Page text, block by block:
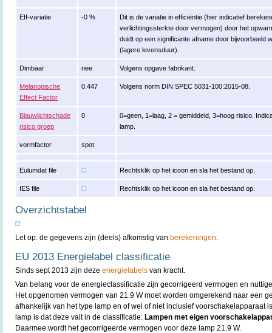
Eff-variatie -0 %
Dit is de variatie in efficiëntie (hier indicatief
verlichtingssterkte door vermogen) door het
duidt op een significante afname door bijvoorbeeld
(lagere levensduur).
Dimbaar nee Volgens opgave fabrikant.
Melanopische
Effect Factor
0.447 Volgens norm DIN SPEC 5031-100:2015-08.
Blauwlichtschade
risico groep
0
0=geen, 1=laag, 2 = gemiddeld, 3=hoog risico.
lamp.
vormfactor spot
Eulumdat file Rechtsklik op het icoon en sla het bestand op.
IES file Rechtsklik op het icoon en sla het bestand op.
Overzichtstabel
Let op: de gegevens zijn (deels) afkomstig van berekeningen.
EU 2013 Energielabel classificatie
Sinds sept 2013 zijn deze energielabels van kracht.
Van belang voor de energieclassificatie zijn gecorrigeerd vermogen en
Het opgenomen vermogen van 21.9 W moet worden omgerekend naar een
afhankelijk van het type lamp en of wel of niet inclusief voorschakelapparaat
lamp is dat deze valt in de classificatie: Lampen met eigen
Daarmee wordt het gecorrigeerde vermogen voor deze lamp 21.9 W.